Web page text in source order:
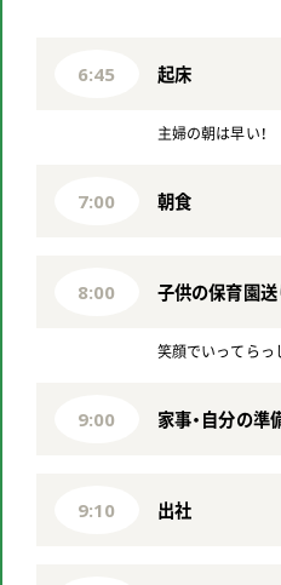
6:45 起床
主婦の朝は早い！
7:00 朝食
8:00 子供の保育園送
笑顔でいってらっ
9:00 家事・自分の準
9:10 出社